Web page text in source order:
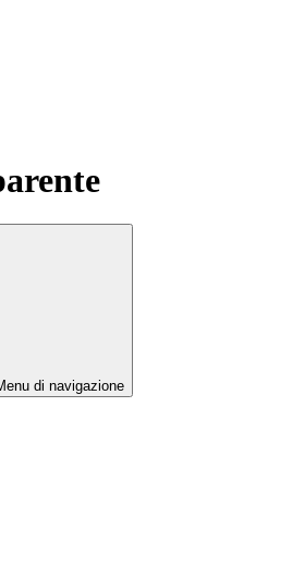
di navigazione